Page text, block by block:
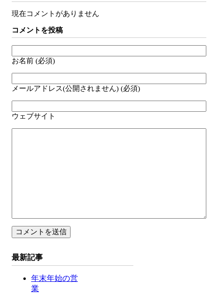
現在コメントがありません
コメントを投稿
お名前 (必須)
メールアドレス(公開されません) (必須)
ウェブサイト
最新記事
年末年始の営
業